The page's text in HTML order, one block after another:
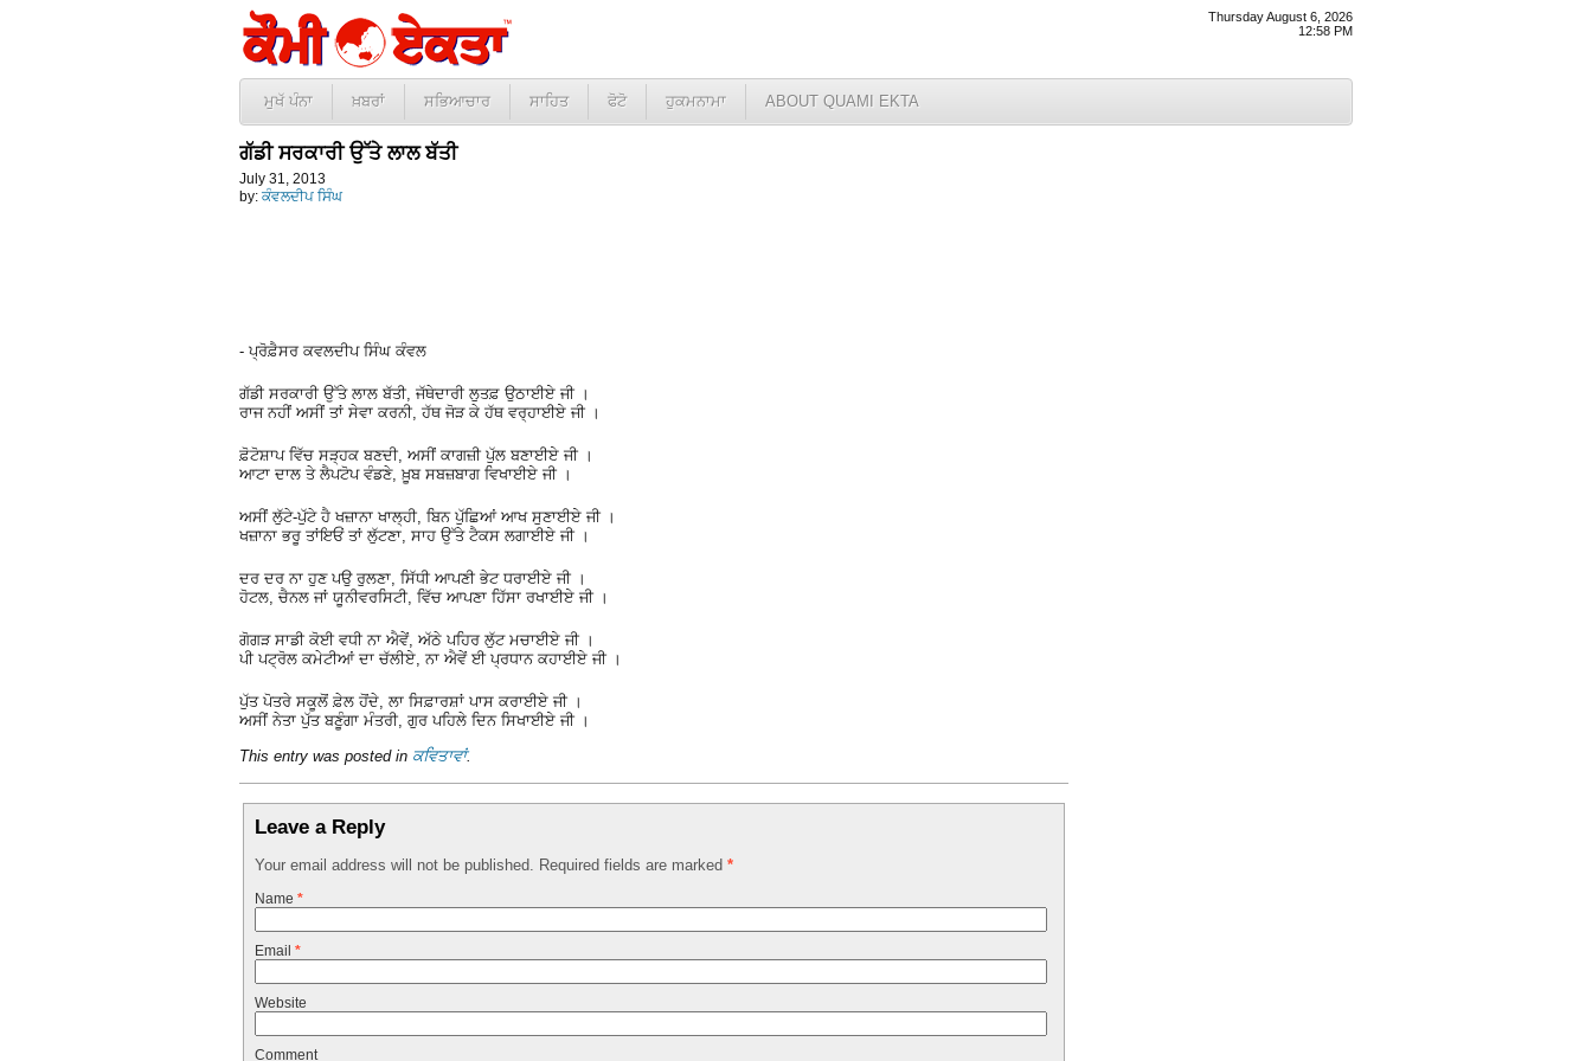
Thursday August 6, 2026
12:58 PM
ਮੁਖੱ ਪੰਨਾ ਖ਼ਬਰਾਂ ਸਭਿਆਚਾਰ ਸਾਹਿਤ ਫੋਟੋ ਹੁਕਮਨਾਮਾ ABOUT QUAMI EKTA
ਗੱਡੀ ਸਰਕਾਰੀ ਉੱਤੇ ਲਾਲ ਬੱਤੀ
July 31, 2013
by: ਕੰਵਲਦੀਪ ਸਿੰਘ
- ਪ੍ਰੋਫ਼ੈਸਰ ਕਵਲਦੀਪ ਸਿੰਘ ਕੰਵਲ
ਗੱਡੀ ਸਰਕਾਰੀ ਉੱਤੇ ਲਾਲ ਬੱਤੀ, ਜੱਥੇਦਾਰੀ ਲੁਤਫ਼ ਉਠਾਈਏ ਜੀ ।
ਰਾਜ ਨਹੀਂ ਅਸੀਂ ਤਾਂ ਸੇਵਾ ਕਰਨੀ, ਹੱਥ ਜੋੜ ਕੇ ਹੱਥ ਵਰ੍ਹਾਈਏ ਜੀ ।
ਫ਼ੋਟੋਸ਼ਾਪ ਵਿੱਚ ਸੜ੍ਹਕ ਬਣਦੀ, ਅਸੀਂ ਕਾਗਜ਼ੀ ਪੁੱਲ ਬਣਾਈਏ ਜੀ ।
ਆਟਾ ਦਾਲ ਤੇ ਲੈਪਟੋਪ ਵੰਡਣੇ, ਖ਼ੂਬ ਸਬਜ਼ਬਾਗ ਵਿਖਾਈਏ ਜੀ ।
ਅਸੀਂ ਲੁੱਟੇ-ਪੁੱਟੇ ਹੈ ਖਜ਼ਾਨਾ ਖਾਲ੍ਹੀ, ਬਿਨ ਪੁੱਛਿਆਂ ਆਖ ਸੁਣਾਈਏ ਜੀ ।
ਖਜ਼ਾਨਾ ਭਰੂ ਤਾਂਇਓਂ ਤਾਂ ਲੁੱਟਣਾ, ਸਾਹ ਉੱਤੇ ਟੈਕਸ ਲਗਾਈਏ ਜੀ ।
ਦਰ ਦਰ ਨਾ ਹੁਣ ਪਉ ਰੁਲਣਾ, ਸਿੱਧੀ ਆਪਣੀ ਭੇਟ ਧਰਾਈਏ ਜੀ ।
ਹੋਟਲ, ਚੈਨਲ ਜਾਂ ਯੂਨੀਵਰਸਿਟੀ, ਵਿੱਚ ਆਪਣਾ ਹਿੱਸਾ ਰਖਾਈਏ ਜੀ ।
ਗੋਗੜ ਸਾਡੀ ਕੋਈ ਵਧੀ ਨਾ ਐਵੇਂ, ਅੱਠੇ ਪਹਿਰ ਲੁੱਟ ਮਚਾਈਏ ਜੀ ।
ਪੀ ਪਟ੍ਰੋਲ ਕਮੇਟੀਆਂ ਦਾ ਚੱਲੀਏ, ਨਾ ਐਵੇਂ ਈ ਪ੍ਰਧਾਨ ਕਹਾਈਏ ਜੀ ।
ਪੁੱਤ ਪੋਤਰੇ ਸਕੂਲੋਂ ਫ਼ੇਲ ਹੋਂਦੇ, ਲਾ ਸਿਫ਼ਾਰਸ਼ਾਂ ਪਾਸ ਕਰਾਈਏ ਜੀ ।
ਅਸੀਂ ਨੇਤਾ ਪੁੱਤ ਬਣੂੰਗਾ ਮੰਤਰੀ, ਗੁਰ ਪਹਿਲੇ ਦਿਨ ਸਿਖਾਈਏ ਜੀ ।
This entry was posted in ਕਵਿਤਾਵਾਂ.
Leave a Reply
Your email address will not be published. Required fields are marked *
Name *
Email *
Website
Comment